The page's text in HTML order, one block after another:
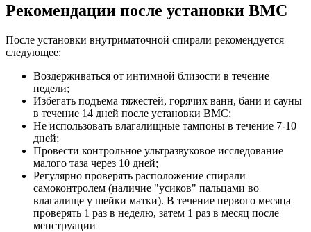
Рекомендации после установки ВМС
После установки внутриматочной спирали рекомендуется
следующее:
Воздерживаться от интимной близости в течение
недели;
Избегать подъема тяжестей, горячих ванн, бани и сауны
в течение 14 дней после установки ВМС;
Не использовать влагалищные тампоны в течение 7-10
дней;
Провести контрольное ультразвуковое исследование
малого таза через 10 дней;
Регулярно проверять расположение спирали
самоконтролем (наличие "усиков" пальцами во
влагалище у шейки матки). В течение первого месяца
проверять 1 раз в неделю, затем 1 раз в месяц после
менструации